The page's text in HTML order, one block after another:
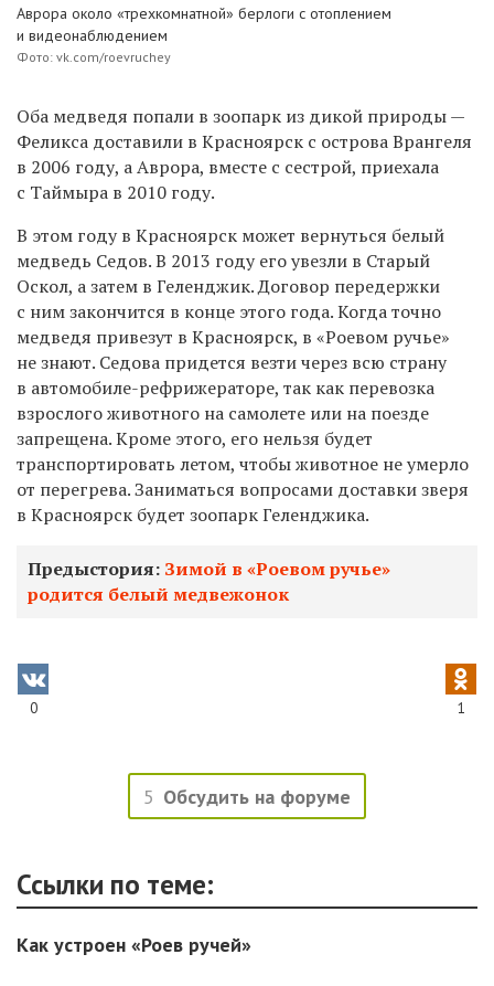
Аврора около «трехкомнатной» берлоги с отоплением
и видеонаблюдением
Фото: vk.com/roevruchey
Оба медведя попали в зоопарк из дикой природы —
Феликса доставили в Красноярск с острова Врангеля
в 2006 году, а Аврора, вместе с сестрой, приехала
с Таймыра в 2010 году.
В этом году в Красноярск может вернуться белый
медведь Седов. В 2013 году его увезли в Старый
Оскол, а затем в Геленджик. Договор передержки
с ним закончится в конце этого года. Когда точно
медведя привезут в Красноярск, в «Роевом ручье»
не знают. Седова придется везти через всю страну
в автомобиле-рефрижераторе, так как перевозка
взрослого животного на самолете или на поезде
запрещена. Кроме этого, его нельзя будет
транспортировать летом, чтобы животное не умерло
от перегрева. Заниматься вопросами доставки зверя
в Красноярск будет зоопарк Геленджика.
Предыстория: Зимой в «Роевом ручье»
родится белый медвежонок
0 1
5 Обсудить на форуме
Ссылки по теме:
Как устроен «Роев ручей»